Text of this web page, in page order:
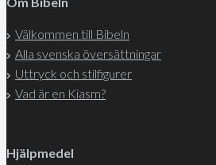
Välkommen till Bibeln
Alla svenska översättningar
Uttryck och stilfigurer
Vad är en Kiasm?
Hjälpmedel